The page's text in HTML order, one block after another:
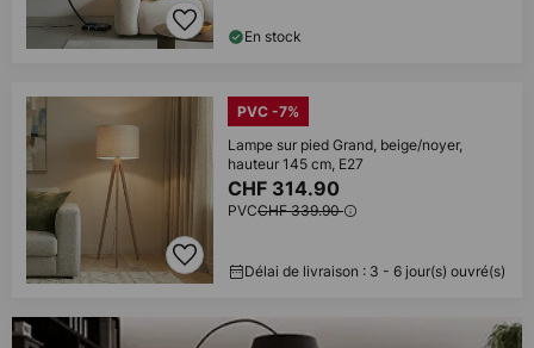
En stock
PVC -7%
Lampe sur pied Grand, beige/noyer,
hauteur 145 cm, E27
CHF 314.90
PVCCHF 339.90
Délai de livraison : 3 - 6 jour(s) ouvré(s)